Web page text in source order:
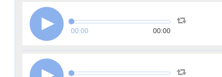
00:00 00:00